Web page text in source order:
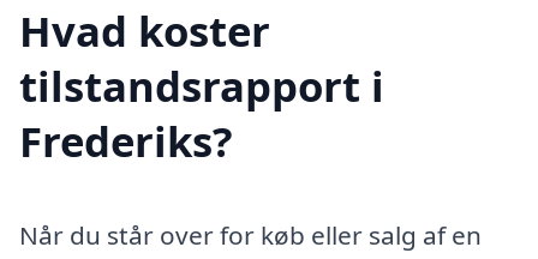
Hvad koster
tilstandsrapport i
Frederiks?
Når du står over for køb eller salg af en